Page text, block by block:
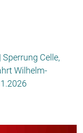
Celle,
Wilhelm-